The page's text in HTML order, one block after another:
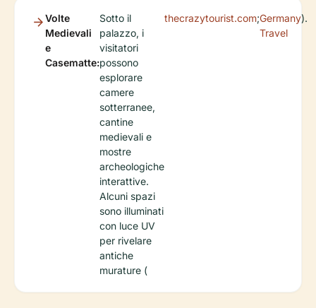
Volte
Medievali
e
Casematte:
Sotto il
palazzo, i
visitatori
possono
esplorare
camere
sotterranee,
cantine
medievali e
mostre
archeologiche
interattive.
Alcuni spazi
sono illuminati
con luce UV
per rivelare
antiche
murature (
thecrazytourist.com;Germany
Travel
).